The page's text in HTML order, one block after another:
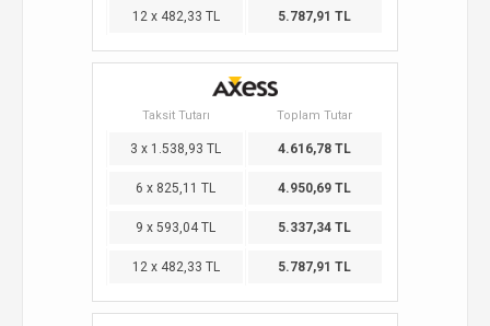
12 x 482,33 TL 5.787,91 TL
Taksit Tutarı Toplam Tutar
3 x 1.538,93 TL 4.616,78 TL
6 x 825,11 TL 4.950,69 TL
9 x 593,04 TL 5.337,34 TL
12 x 482,33 TL 5.787,91 TL